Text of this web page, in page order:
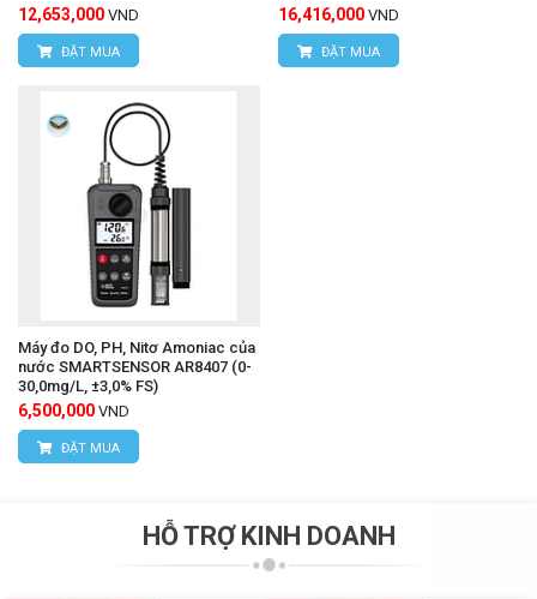
12,653,000 VND
ĐẶT MUA
16,416,000 VND
ĐẶT MUA
Máy đo DO, PH, Nitơ Amoniac của
nước SMARTSENSOR AR8407 (0-
30,0mg/L, ±3,0% FS)
6,500,000 VND
ĐẶT MUA
HỖ TRỢ KINH DOANH